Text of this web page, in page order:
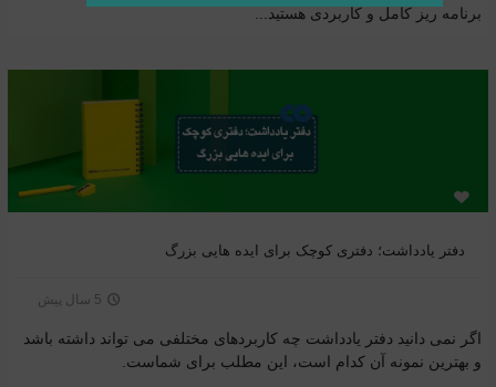
برنامه ریز کامل و کاربردی هستید...
دفتر یادداشت؛ دفتری کوچک برای ایده هایی بزرگ
5 سال پیش
اگر نمی دانید دفتر یادداشت چه کاربردهای مختلفی می تواند داشته باشد
و بهترین نمونه آن کدام است، این مطلب برای شماست.